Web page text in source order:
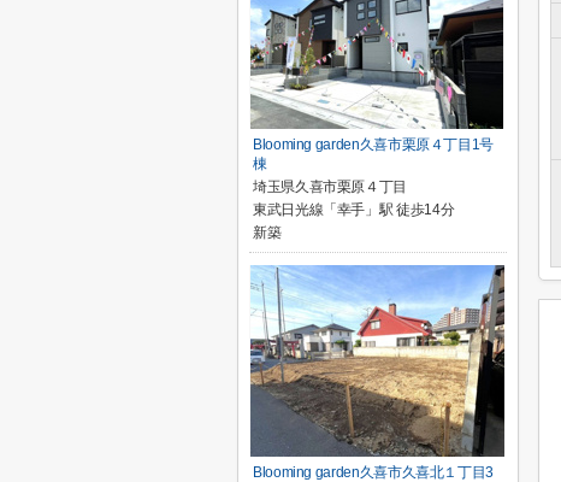
Blooming garden久喜市栗原４丁目1号
棟
埼玉県久喜市栗原４丁目
東武日光線「幸手」駅 徒歩14分
新築
Blooming garden久喜市久喜北１丁目3